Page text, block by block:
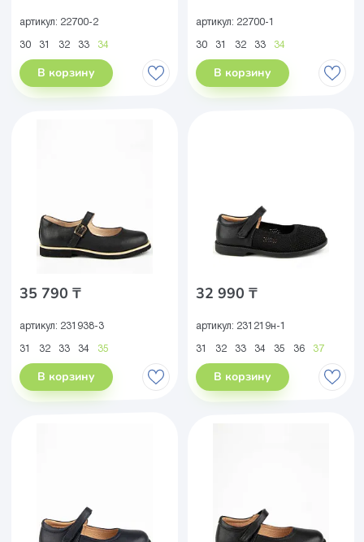
артикул: 22700-2
30 31 32 33 34
В корзину
артикул: 22700-1
30 31 32 33 34
В корзину
35 790 ₸
артикул: 231938-3
31 32 33 34 35
В корзину
32 990 ₸
артикул: 231219н-1
31 32 33 34 35 36 37
В корзину